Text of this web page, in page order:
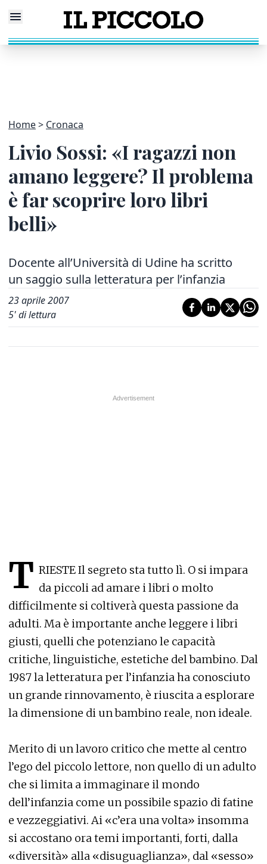
Home Cronaca
Livio Sossi: «I ragazzi non
amano leggere? Il problema
è far scoprire loro libri
belli»
Docente all’Università di Udine ha scritto
un saggio sulla letteratura per l’infanzia
23 aprile 2007
5' di lettura
T RIESTE Il segreto sta tutto lì. O si impara
da piccoli ad amare i libri o molto
difficilmente si coltiverà questa passione da
adulti. Ma è importante anche leggere i libri
giusti, quelli che potenziano le capacità
critiche, linguistiche, estetiche del bambino. Dal
1987 la letteratura per l’infanzia ha conosciuto
un grande rinnovamento, è riuscita a esplorare
la dimensione di un bambino reale, non ideale.
Merito di un lavoro critico che mette al centro
l’ego del piccolo lettore, non quello di un adulto
che si limita a immaginare il mondo
dell’infanzia come un possibile spazio di fatine
e vezzeggiativi. Ai «c’era una volta» insomma
si accostano ora temi importanti, forti, dalla
«diversità» alla «disuguaglianza», dal «sesso»